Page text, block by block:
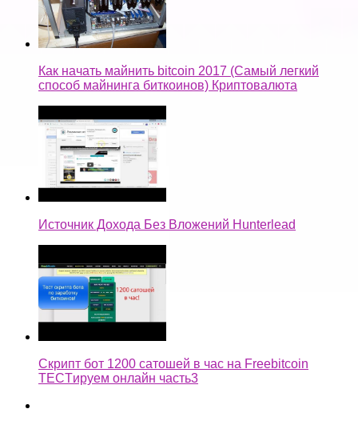
Как начать майнить bitcoin 2017 (Самый легкий
способ майнинга биткоинов) Криптовалюта
Источник Дохода Без Вложений Hunterlead
Скрипт бот 1200 сатошей в час на Freebitcoin
TECTируем онлайн часть3